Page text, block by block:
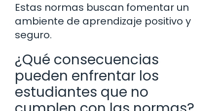
Estas normas buscan fomentar un
ambiente de aprendizaje positivo y
seguro.
¿Qué consecuencias
pueden enfrentar los
estudiantes que no